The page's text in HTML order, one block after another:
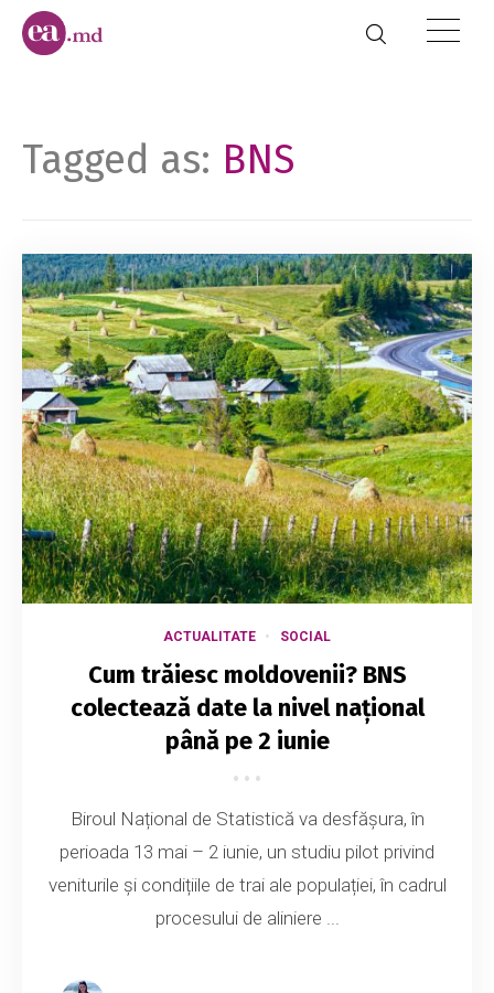
Tagged as: BNS
ACTUALITATE SOCIAL
Cum trăiesc moldovenii? BNS
colectează date la nivel național
până pe 2 iunie
Biroul Național de Statistică va desfășura, în
perioada 13 mai – 2 iunie, un studiu pilot privind
veniturile și condițiile de trai ale populației, în cadrul
procesului de aliniere ...